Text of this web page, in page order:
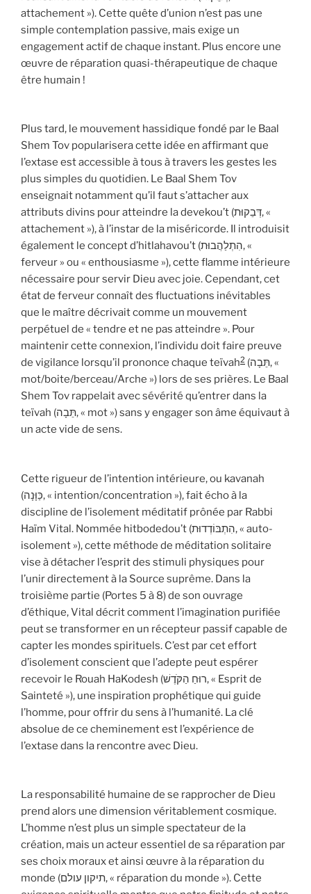
attachement »). Cette quête d’union n’est pas une
simple contemplation passive, mais exige un
engagement actif de chaque instant. Plus encore une
œuvre de réparation quasi-thérapeutique de chaque
être humain !
Plus tard, le mouvement hassidique fondé par le Baal
Shem Tov popularisera cette idée en affirmant que
l’extase est accessible à tous à travers les gestes les
plus simples du quotidien. Le Baal Shem Tov
enseignait notamment qu’il faut s’attacher aux
attributs divins pour atteindre la devekou’t (דְּבֵקוּת, «
attachement »), à l’instar de la miséricorde. Il introduisit
également le concept d’hitlahavou’t (הִתְלַהֲבוּת, «
ferveur » ou « enthousiasme »), cette flamme intérieure
nécessaire pour servir Dieu avec joie. Cependant, cet
état de ferveur connaît des fluctuations inévitables
que le maître décrivait comme un mouvement
perpétuel de « tendre et ne pas atteindre ». Pour
maintenir cette connexion, l’individu doit faire preuve
de vigilance lorsqu’il prononce chaque teïvah2 (תֵּבָה, «
mot/boite/berceau/Arche ») lors de ses prières. Le Baal
Shem Tov rappelait avec sévérité qu’entrer dans la
teïvah (תֵּבָה, « mot ») sans y engager son âme équivaut à
un acte vide de sens.
Cette rigueur de l’intention intérieure, ou kavanah
(כַּוָּנָה, « intention/concentration »), fait écho à la
discipline de l’isolement méditatif prônée par Rabbi
Haïm Vital. Nommée hitbodedou’t (הִתְבּוֹדְדוּת, « auto-
isolement »), cette méthode de méditation solitaire
vise à détacher l’esprit des stimuli physiques pour
l’unir directement à la Source suprême. Dans la
troisième partie (Portes 5 à 8) de son ouvrage
d’éthique, Vital décrit comment l’imagination purifiée
peut se transformer en un récepteur passif capable de
capter les mondes spirituels. C’est par cet effort
d’isolement conscient que l’adepte peut espérer
recevoir le Rouah HaKodesh (רוּחַ הַקֹּדֶשׁ, « Esprit de
Sainteté »), une inspiration prophétique qui guide
l’homme, pour offrir du sens à l’humanité. La clé
absolue de ce cheminement est l’expérience de
l’extase dans la rencontre avec Dieu.
La responsabilité humaine de se rapprocher de Dieu
prend alors une dimension véritablement cosmique.
L’homme n’est plus un simple spectateur de la
création, mais un acteur essentiel de sa réparation par
ses choix moraux et ainsi œuvre à la réparation du
monde (תיקון עולם, « réparation du monde »). Cette